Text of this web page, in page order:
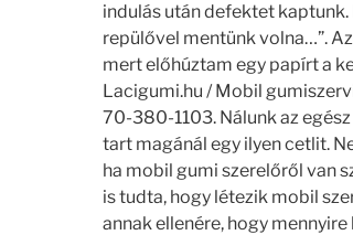
indulás után defektet kaptunk.
repülővel mentünk volna…”.
mert előhúztam egy papírt a
Lacigumi.hu / Mobil
70-380-1103. Nálunk az
tart magánál egy ilyen cetlit.
ha mobil gumi szerelőről van
is tudta, hogy létezik mobil
annak ellenére, hogy